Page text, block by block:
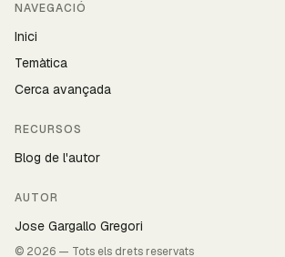
NAVEGACIÓ
Inici
Temàtica
Cerca avançada
RECURSOS
Blog de l'autor
AUTOR
Jose Gargallo Gregori
© 2026 — Tots els drets reservats